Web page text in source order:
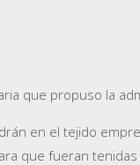
que propuso la
en el tejido
que fueran